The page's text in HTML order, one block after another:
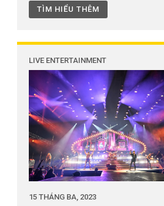
TÌM HIỂU THÊM
LIVE ENTERTAINMENT
15 THÁNG BA, 2023